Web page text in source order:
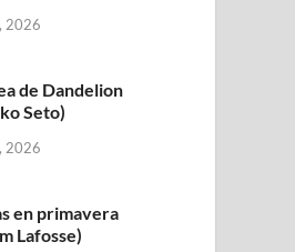
2026
de Dandelion
Seto)
2026
en primavera
Lafosse)